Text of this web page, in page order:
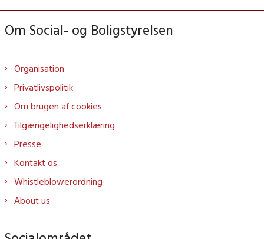
Om Social- og Boligstyrelsen
Organisation
Privatlivspolitik
Om brugen af cookies
Tilgængelighedserklæring
Presse
Kontakt os
Whistleblowerordning
About us